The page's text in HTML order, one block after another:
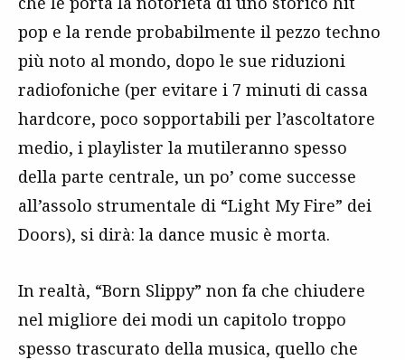
pop e la rende probabilmente il pezzo techno
più noto al mondo, dopo le sue riduzioni
radiofoniche (per evitare i 7 minuti di cassa
hardcore, poco sopportabili per l’ascoltatore
medio, i playlister la mutileranno spesso
della parte centrale, un po’ come successe
all’assolo strumentale di “Light My Fire” dei
Doors), si dirà: la dance music è morta.
In realtà, “Born Slippy” non fa che chiudere
nel migliore dei modi un capitolo troppo
spesso trascurato della musica, quello che